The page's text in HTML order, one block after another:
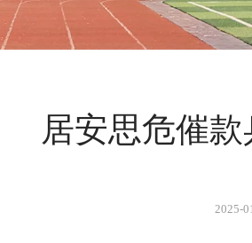
居安思危催
2025-